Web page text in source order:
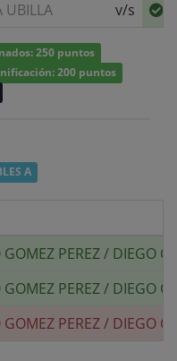
UBILLA v/s
250 puntos
200 puntos
A
GOMEZ PEREZ/ DIEGO
GOMEZ PEREZ/ DIEGO
GOMEZ PEREZ/ DIEGO